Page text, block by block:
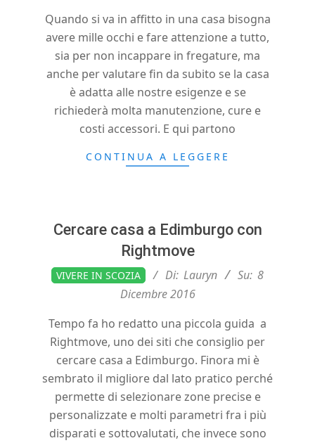
Quando si va in affitto in una casa bisogna
avere mille occhi e fare attenzione a tutto,
sia per non incappare in fregature, ma
anche per valutare fin da subito se la casa
è adatta alle nostre esigenze e se
richiederà molta manutenzione, cure e
costi accessori. E qui partono
CONTINUA A LEGGERE
Cercare casa a Edimburgo con
Rightmove
2016-
12-
VIVERE IN SCOZIA Di: Lauryn Su: 8
Dicembre 2016
Tempo fa ho redatto una piccola guida a
Rightmove, uno dei siti che consiglio per
cercare casa a Edimburgo. Finora mi è
sembrato il migliore dal lato pratico perché
permette di selezionare zone precise e
personalizzate e molti parametri fra i più
disparati e sottovalutati, che invece sono